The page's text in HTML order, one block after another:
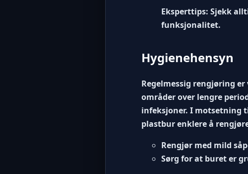
Eksperttips: Sjekk
funksjonalitet.
Hygienehensyn
Regelmessig rengjøring
områder over lengre
infeksjoner. I motsetning
plastbur enklere å
Rengjør med mild
Sørg for at buret er